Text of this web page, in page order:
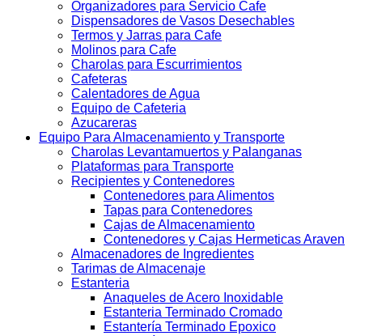
Organizadores para Servicio Cafe
Dispensadores de Vasos Desechables
Termos y Jarras para Cafe
Molinos para Cafe
Charolas para Escurrimientos
Cafeteras
Calentadores de Agua
Equipo de Cafeteria
Azucareras
Equipo Para Almacenamiento y Transporte
Charolas Levantamuertos y Palanganas
Plataformas para Transporte
Recipientes y Contenedores
Contenedores para Alimentos
Tapas para Contenedores
Cajas de Almacenamiento
Contenedores y Cajas Hermeticas Araven
Almacenadores de Ingredientes
Tarimas de Almacenaje
Estanteria
Anaqueles de Acero Inoxidable
Estanteria Terminado Cromado
Estantería Terminado Epoxico